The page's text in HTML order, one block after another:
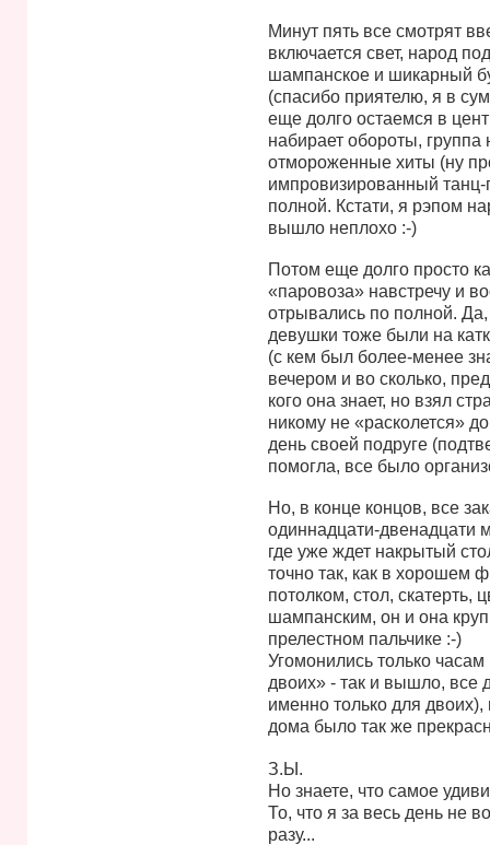
Минут пять все смотрят
включается свет, народ
шампанское и шикарный
(спасибо приятелю, я в
еще долго остаемся в
набирает обороты, группа
отмороженные хиты (ну
импровизированный
полной. Кстати, я рэпом
вышло неплохо :-)
Потом еще долго просто
«паровоза» навстречу и
отрывались по полной. Да,
девушки тоже были на
(с кем был более-менее
вечером и во сколько,
кого она знает, но взял
никому не «расколется»
день своей подруге
помогла, все было
Но, в конце концов, все
одиннадцати-
где уже ждет накрытый
точно так, как в хорошем
потолком, стол,
шампанским, он и она
прелестном пальчике :-)
Угомонились только
двоих» - так и вышло, все
именно только для
дома было так же
З.Ы.
Но знаете, что самое
То, что я за весь день не
разу...